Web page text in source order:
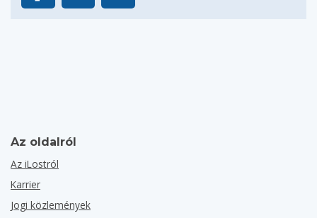
Az oldalról
Az iLostról
Karrier
Jogi közlemények